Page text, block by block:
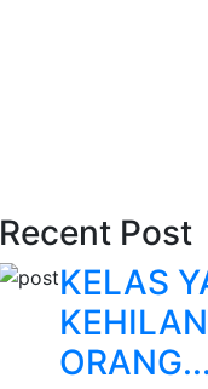
Recent Post
KELAS
ORANG...